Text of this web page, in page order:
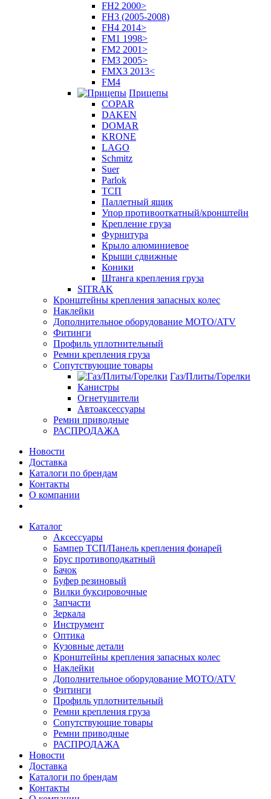
FH2 2000>
FH3 (2005-2008)
FH4 2014>
FM1 1998>
FM2 2001>
FM3 2005>
FMX3 2013<
FM4
Прицепы
COPAR
DAKEN
DOMAR
KRONE
LAGO
Schmitz
Suer
Parlok
ТСП
Паллетный ящик
Упор противооткатный/кронштейн
Крепление груза
Фурнитура
Крыло алюминиевое
Крыши сдвижные
Коники
Штанга крепления груза
SITRAK
Кронштейны крепления запасных колес
Наклейки
Дополнительное оборудование MOTO/ATV
Фитинги
Профиль уплотнительный
Ремни крепления груза
Сопутствующие товары
Газ/Плиты/Горелки
Канистры
Огнетушители
Автоаксессуары
Ремни приводные
РАСПРОДАЖА
Новости
Доставка
Каталоги по брендам
Контакты
О компании
Каталог
Аксессуары
Бампер ТСП/Панель крепления фонарей
Брус противоподкатный
Бачок
Буфер резиновый
Вилки буксировочные
Запчасти
Зеркала
Инструмент
Оптика
Кузовные детали
Кронштейны крепления запасных колес
Наклейки
Дополнительное оборудование MOTO/ATV
Фитинги
Профиль уплотнительный
Ремни крепления груза
Сопутствующие товары
Ремни приводные
РАСПРОДАЖА
Новости
Доставка
Каталоги по брендам
Контакты